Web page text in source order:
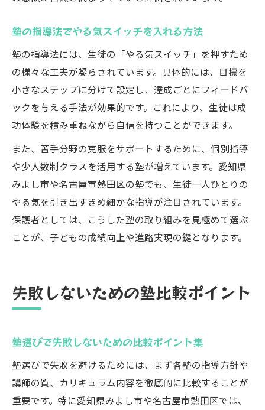
塾の指導法でやる気スイッチを入れる方法
塾の指導法には、生徒の「やる気スイッチ」を押すため
の様々な工夫が凝らされています。具体的には、目標を
小さなステップに分けて設定し、達成ごとにフィードバ
ックを与える手法が効果的です。これにより、生徒は成
功体験を積み重ねながら自信を持つことができます。
また、苦手分野の克服をサポートするために、個別指導
や少人数制クラスを活用する塾が増えています。愛知県
みよし市や名古屋市熱田区の塾でも、生徒一人ひとりの
やる気を引き出すきめ細かな指導が注目されています。
保護者としては、こうした塾の取り組みを見極めて選ぶ
ことが、子どもの成績向上や進路実現の鍵となります。
失敗しないための塾比較ポイント
塾選びで失敗しないための比較ポイント集
塾選びで失敗を避けるためには、まず各塾の指導方針や
講師の質、カリキュラム内容を徹底的に比較することが
重要です。特に愛知県みよし市や名古屋市熱田区では、